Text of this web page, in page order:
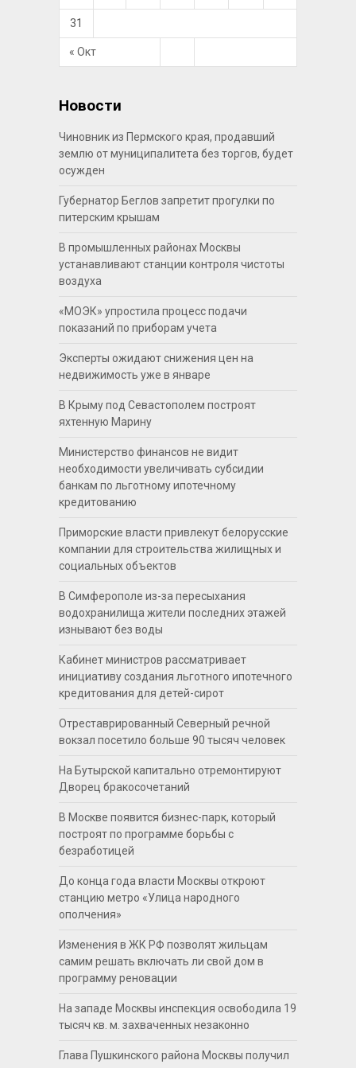
« Окт
31
Новости
Чиновник из Пермского края, продавший
землю от муниципалитета без торгов, будет
осужден
Губернатор Беглов запретит прогулки по
питерским крышам
В промышленных районах Москвы
устанавливают станции контроля чистоты
воздуха
«МОЭК» упростила процесс подачи
показаний по приборам учета
Эксперты ожидают снижения цен на
недвижимость уже в январе
В Крыму под Севастополем построят
яхтенную Марину
Министерство финансов не видит
необходимости увеличивать субсидии
банкам по льготному ипотечному
кредитованию
Приморские власти привлекут белорусские
компании для строительства жилищных и
социальных объектов
В Симферополе из-за пересыхания
водохранилища жители последних этажей
изнывают без воды
Кабинет министров рассматривает
инициативу создания льготного ипотечного
кредитования для детей-сирот
Отреставрированный Северный речной
вокзал посетило больше 90 тысяч человек
На Бутырской капитально отремонтируют
Дворец бракосочетаний
В Москве появится бизнес-парк, который
построят по программе борьбы с
безработицей
До конца года власти Москвы откроют
станцию метро «Улица народного
ополчения»
Изменения в ЖК РФ позволят жильцам
самим решать включать ли свой дом в
программу реновации
На западе Москвы инспекция освободила 19
тысяч кв. м. захваченных незаконно
Глава Пушкинского района Москвы получил